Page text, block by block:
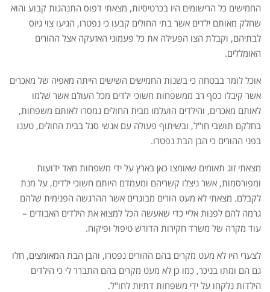
החמישים כל הרישומים היו בכרטיסיות, מצאתי דפוס התנהגות קבוע והוא
שחלק מאותם ילדים אשר בתי החולים קבעו כי נפטרו, הגיעו צוי גיוס
לבתיהם, וקבלת הצו הפעילה את כל פעמוני האזעקה אצל ההורים
האומללים.
אוכל לומר בבטחה כי בשנות החמישים השישים הייתה מאפיה של מאכרים
אשר קיבלו כסף רב ממשפחות חשוכי ילדים מכל העולם אשר שלמו
לאותם מאכרים, והילדים הועלמו מבית החולים נמסרו לאותם משפחות,
בחלקם תושבי חו"ל, ובשיתוף פעולה עם אנשי סגל בבית החולים, טענו
בפני ההורים כי הבן הבת נפטרו.
מצאתי זוג תאומים שאומצו כאן בארץ על ידי משפחות מאד ידועות
ומפורסמות, אשר ניצלו קשריהם ומעמדם היותם חשוכי ילדים, על מנת
לקבלם. מצאתי לא מעט הורים מבוגרים אשר ההרגשה הפנימית שלהם
גרמה להם לפנות אליי כדי שאעשה הכל למצוא את הילדים האבודים –
עוד מקרה של משרד חקירות הדורש טיפול ופיקוח.
לצערי היו לא מעט מקרים בהם ההורים נפטרו, והבן הבת המאומצים, חלו
גם הם ומתו בניכר, כמו כן לא מעט מקרים בהם התברר לי כי הילדים
הילדות נלקחו על ידי משפחות דתיות לחו"ל.